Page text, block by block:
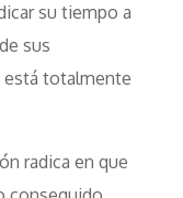
su tiempo a
sus
está totalmente
radica en que